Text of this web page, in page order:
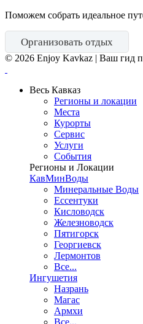
Поможем собрать идеальное
Организовать отдых
© 2026 Enjoy Kavkaz | Ваш гид
Весь Кавказ
Регионы и локации
Места
Курорты
Сервис
Услуги
События
Регионы и Локации
КавМинВоды
Минеральные Воды
Ессентуки
Кисловодск
Железноводск
Пятигорск
Георгиевск
Лермонтов
Все...
Ингушетия
Назрань
Магас
Армхи
Все...